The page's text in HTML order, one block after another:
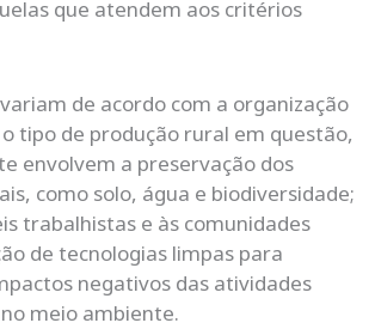
que atendem aos critérios
de acordo com a organização
tipo de produção rural em questão,
envolvem a preservação dos
como solo, água e biodiversidade;
trabalhistas e às comunidades
de tecnologias limpas para
negativos das atividades
meio ambiente.